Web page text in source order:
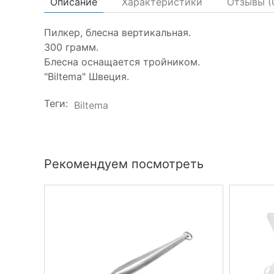
Пилкер, блесна вертикальная.
300 грамм.
Блесна оснащается тройником.
"Biltema" Швеция.
Теги: Biltema
Рекомендуем посмотреть